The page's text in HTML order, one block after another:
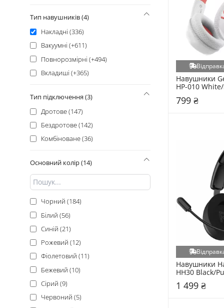
Poly (9)
REAL-EL (8)
Sandberg (7)
Marshall (6)
HAVIT (5)
JLab (4)
Anker (3)
GamePro (3)
GemiX (3)
HP (3)
HyperX (3)
Promate (3)
Xtrike (3)
Xtrike Me (3)
ACEFAST (2)
Cougar (2)
Gembird (2)
Philips (2)
Тип навушників (4)
Накладні (336)
Вакуумні (+611)
Повнорозмірні (+494)
Вкладиші (+365)
Тип підключення (3)
Дротове (147)
Бездротове (142)
Комбіноване (36)
Основний колір (14)
Чорний (184)
Білий (56)
Синій (21)
Рожевий (12)
Фіолетовий (11)
Бежевий (10)
Сірий (9)
Червоний (5)
Навушники
HP-010
799 ₴
Навушники
HH30 Black/
1 499 ₴